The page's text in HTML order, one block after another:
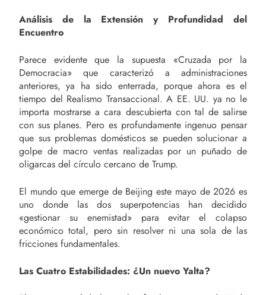
Análisis de la Extensión y Profundidad del
Encuentro
Parece evidente que la supuesta «Cruzada por la
Democracia» que caracterizó a administraciones
anteriores, ya ha sido enterrada, porque ahora es el
tiempo del Realismo Transaccional. A EE. UU. ya no le
importa mostrarse a cara descubierta con tal de salirse
con sus planes. Pero es profundamente ingenuo pensar
que sus problemas domésticos se pueden solucionar a
golpe de macro ventas realizadas por un puñado de
oligarcas del círculo cercano de Trump.
El mundo que emerge de Beijing este mayo de 2026 es
uno donde las dos superpotencias han decidido
«gestionar su enemistad» para evitar el colapso
económico total, pero sin resolver ni una sola de las
fricciones fundamentales.
Las Cuatro Estabilidades: ¿Un nuevo Yalta?